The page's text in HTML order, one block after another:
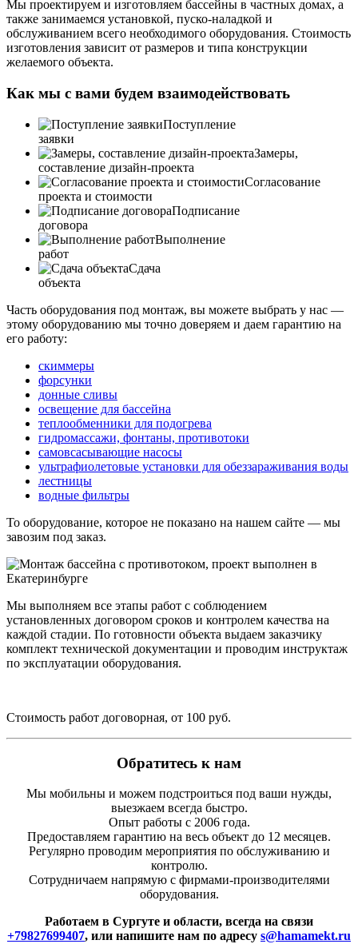
Мы проектируем и изготовляем бассейны в частных домах, а
также занимаемся установкой, пуско-наладкой и
обслуживанием всего необходимого оборудования. Стоимость
изготовления зависит от размеров и типа конструкции
желаемого объекта.
Как мы с вами будем взаимодействовать
Поступление
заявки
Замеры,
составление дизайн-проекта
Согласование
проекта и стоимости
Подписание
договора
Выполнение
работ
Сдача
объекта
Часть оборудования под монтаж, вы можете выбрать у нас —
этому оборудованию мы точно доверяем и даем гарантию на
его работу:
скиммеры
форсунки
донные сливы
освещение для бассейна
теплообменники для подогрева
гидромассажи, фонтаны, противотоки
самовсасывающие насосы
ультрафиолетовые установки для обеззараживания воды
лестницы
водные фильтры
То оборудование, которое не показано на нашем сайте — мы
завозим под заказ.
Мы выполняем все этапы работ с соблюдением
установленных договором сроков и контролем качества на
каждой стадии. По готовности объекта выдаем заказчику
комплект технической документации и проводим инструктаж
по эксплуатации оборудования.
Стоимость работ договорная, от 100 руб.
Обратитесь к нам
Мы мобильны и можем подстроиться под ваши нужды,
выезжаем всегда быстро.
Опыт работы с 2006 года.
Предоставляем гарантию на весь объект до 12 месяцев.
Регулярно проводим мероприятия по обслуживанию и
контролю.
Сотрудничаем напрямую с фирмами-производителями
оборудования.
Работаем в Сургуте и области, всегда на связи
+79827699407, или напишите нам по адресу s@hamamekt.ru